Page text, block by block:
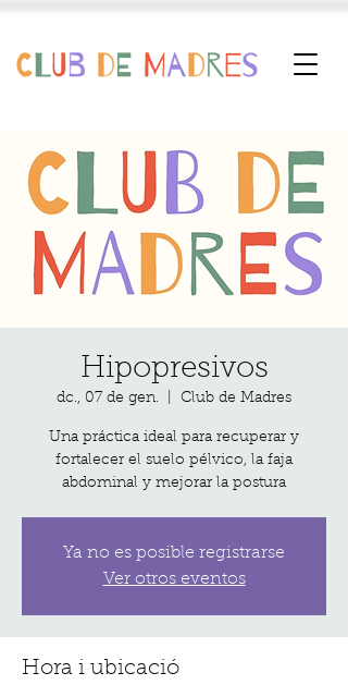
Hipopresivos
dc., 07 de gen. Club de Madres
Una práctica ideal para recuperar y
fortalecer el suelo pélvico, la faja
abdominal y mejorar la postura
Ya no es posible registrarse
Ver otros eventos
Hora i ubicació